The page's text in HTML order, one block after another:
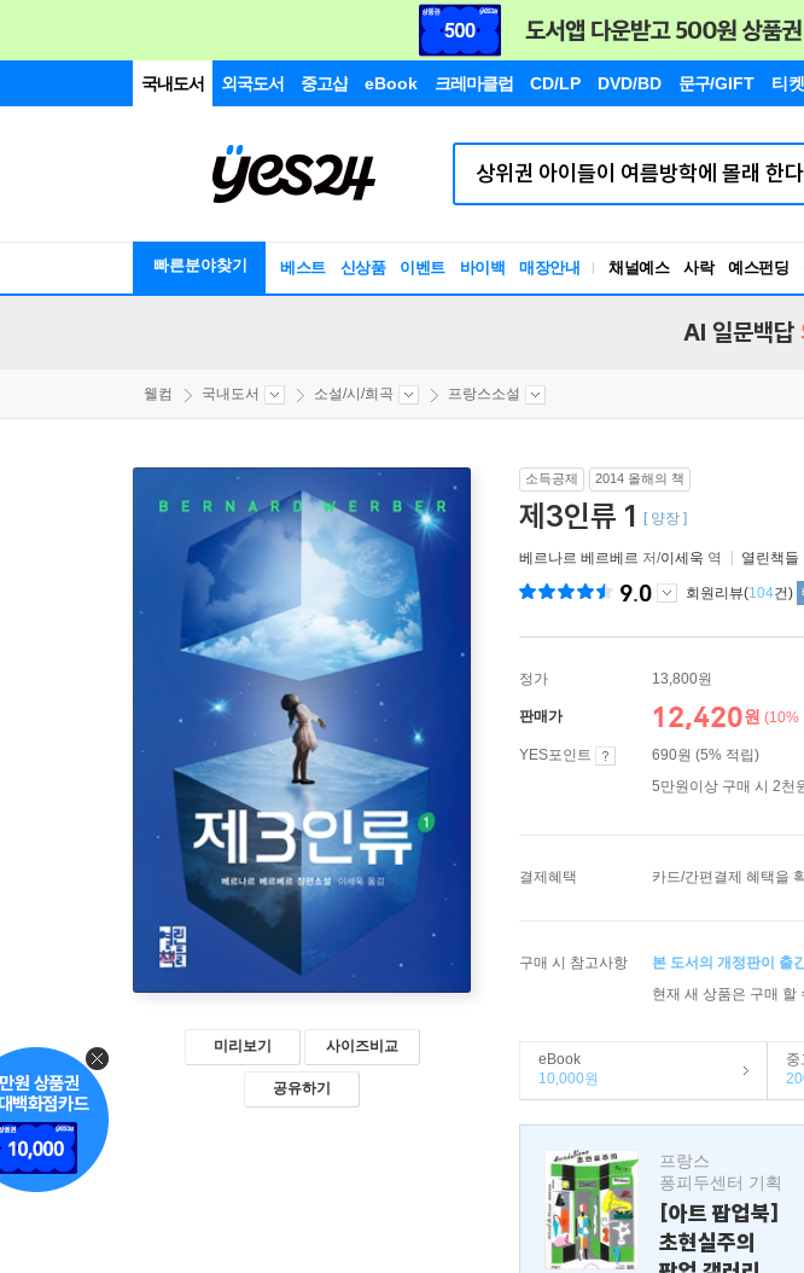
국내도서 외국도서 중고샵 eBook 크레마클럽 CD/LP DVD/BD 문구/GIFT 티켓
빠른분야찾기 베스트 신상품 이벤트 바이백 매장안내 채널예스 사락 예스펀딩
AI 일문백답
웰컴 국내도서 소설/시/희곡 프랑스소설
미리보기 사이즈비교
공유하기
소득공제 2014 올해의 책
제3인류 1 [ 양장 ]
베르나르 베르베르 저/이세욱 역 열린책들
9.0 회원리뷰(104건)
정가 13,800원
판매가 12,420원 (10%
YES포인트
690원 (5% 적립)
5만원이상 구매 시 2천
결제혜택 카드/간편결제 혜택을
구매 시 참고사항
본 도서의 개정판이 출
현재 새 상품은 구매 할
eBook
10,000원
프랑스
퐁피두센터 기획
[아트 팝업북]
초현실주의